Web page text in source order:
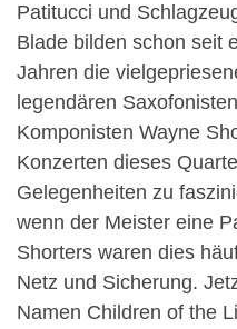
Patitucci und
Blade bilden schon seit
Jahren die
legendären
Komponisten Wayne
Konzerten dieses
Gelegenheiten zu
wenn der Meister eine
Shorters waren dies
Netz und Sicherung.
Namen Children of the